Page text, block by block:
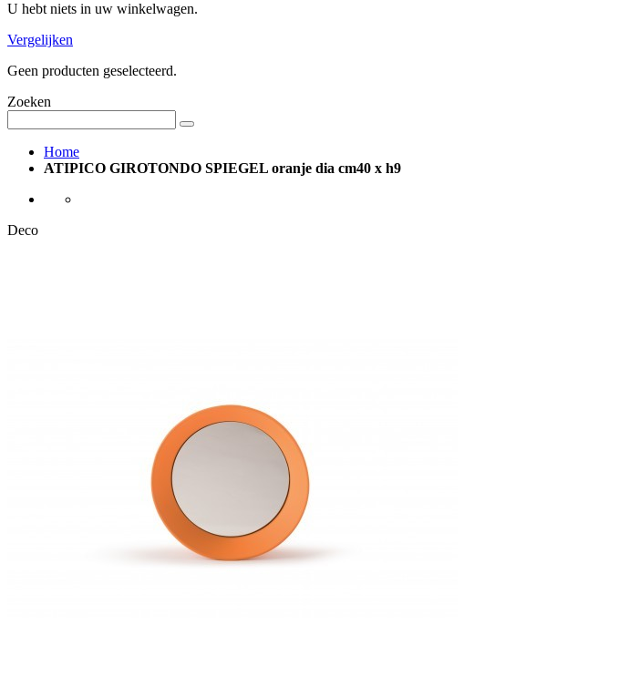
U hebt niets in uw winkelwagen.
Vergelijken
Geen producten geselecteerd.
Zoeken
Home
ATIPICO GIROTONDO SPIEGEL oranje dia cm40 x h9
Deco